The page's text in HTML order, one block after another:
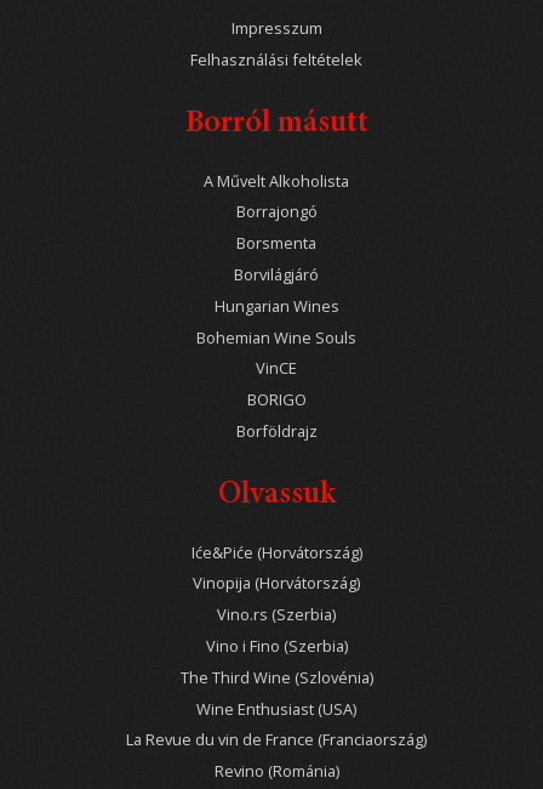
Impresszum
Felhasználási feltételek
Borról másutt
A Művelt Alkoholista
Borrajongó
Borsmenta
Borvilágjáró
Hungarian Wines
Bohemian Wine Souls
VinCE
BORIGO
Borföldrajz
Olvassuk
Iće&Piće (Horvátország)
Vinopija (Horvátország)
Vino.rs (Szerbia)
Vino i Fino (Szerbia)
The Third Wine (Szlovénia)
Wine Enthusiast (USA)
La Revue du vin de France (Franciaország)
Revino (Románia)